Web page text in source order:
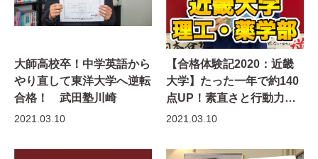
大師高校卒！中学英語から
やり直して東洋大学へ逆転
合格！ 武田塾川崎
2021.03.10
【合格体験記2020：近畿
大学】たった一年で約140
点UP！素直さと行動力で
逆転合格！｜弘田量也さん
2021.03.10